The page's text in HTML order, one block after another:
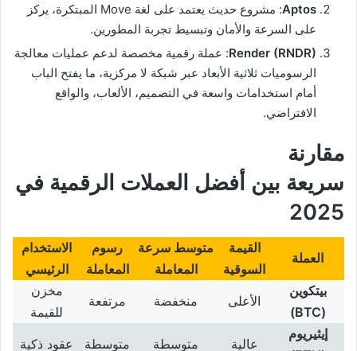
Aptos
: مشروع حديث يعتمد على لغة Move المبتكرة، يركز
على السرعة والأمان وتبسيط تجربة المطورين.
Render (RNDR): عملة رقمية مخصصة لدعم عمليات معالجة
الرسوميات ثلاثية الأبعاد عبر شبكة لا مركزية، ما يفتح الباب
أمام استخدامات واسعة في التصميم، الألعاب، والواقع
الافتراضي.
مقارنة
سريعة بين أفضل العملات الرقمية في
2025
العملة
القيمة
السوقية
متوسط سرعة
المعاملة
رسوم
المعاملة
الاستخدام
الرئيسي
بيتكوين
(BTC)
الأعلى منخفضة مرتفعة
مخزن
للقيمة
إيثيريوم
عالية متوسطة متوسطة عقود ذكية